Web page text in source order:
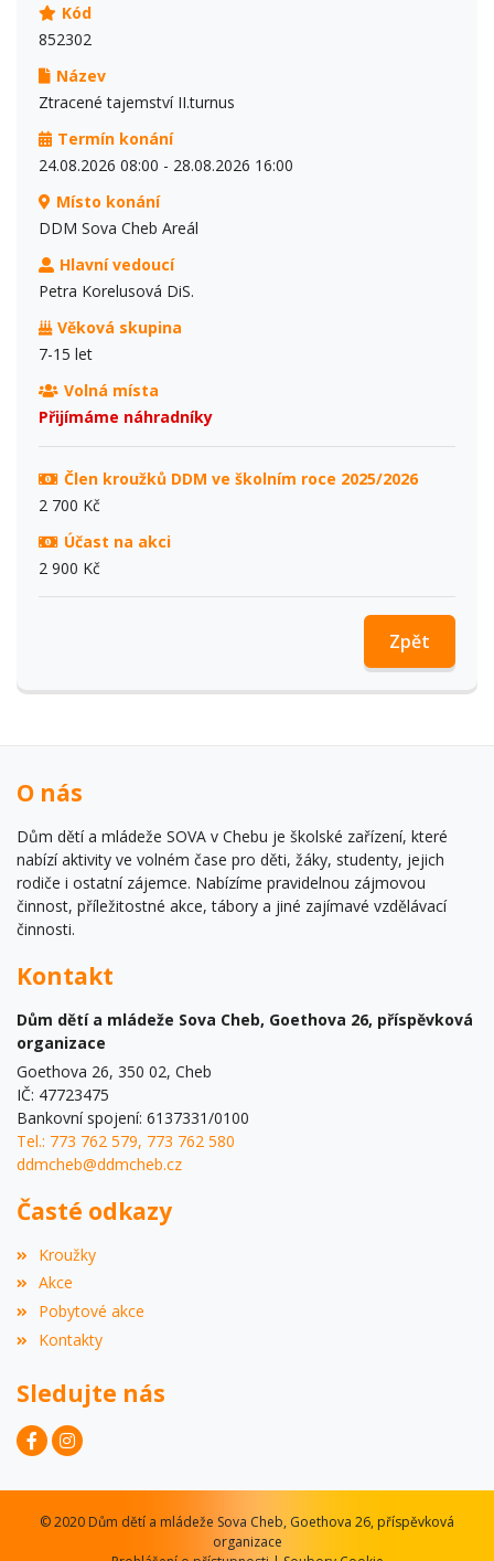
Kód
852302
Název
Ztracené tajemství II.turnus
Termín konání
24.08.2026 08:00 - 28.08.2026 16:00
Místo konání
DDM Sova Cheb Areál
Hlavní vedoucí
Petra Korelusová DiS.
Věková skupina
7-15 let
Volná místa
Přijímáme náhradníky
Člen kroužků DDM ve školním roce 2025/2026
2 700 Kč
Účast na akci
2 900 Kč
Zpět
O nás
Dům dětí a mládeže SOVA v Chebu je školské zařízení, které
nabízí aktivity ve volném čase pro děti, žáky, studenty, jejich
rodiče i ostatní zájemce. Nabízíme pravidelnou zájmovou
činnost, příležitostné akce, tábory a jiné zajímavé vzdělávací
činnosti.
Kontakt
Dům dětí a mládeže Sova Cheb, Goethova 26, příspěvková
organizace
Goethova 26, 350 02, Cheb
IČ: 47723475
Bankovní spojení: 6137331/0100
Tel.: 773 762 579, 773 762 580
ddmcheb@ddmcheb.cz
Časté odkazy
Kroužky
Akce
Pobytové akce
Kontakty
Sledujte nás
© 2020 Dům dětí a mládeže Sova Cheb, Goethova 26, příspěvková
organizace